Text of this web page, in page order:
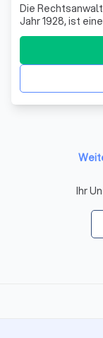
Die
Jahr 1928, ist
Tradition. Unser
Rechtsanwälten
Weber, bietet
verschiedenen
Ihr